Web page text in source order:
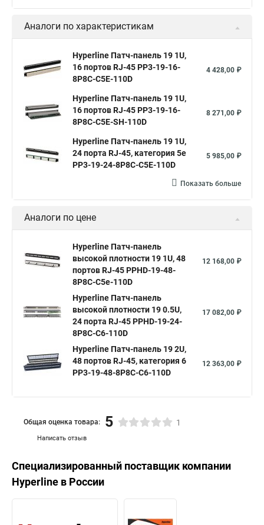
Аналоги по характеристикам
Hyperline Патч-панель 19 1U,
16 портов RJ-45 PP3-19-16-
8P8C-C5E-110D
4 428,00 ₽
Hyperline Патч-панель 19 1U,
16 портов RJ-45 PP3-19-16-
8P8C-C5E-SH-110D
8 271,00 ₽
Hyperline Патч-панель 19 1U,
24 порта RJ-45, категория 5e
PP3-19-24-8P8C-C5E-110D
5 985,00 ₽
Показать больше
Аналоги по цене
Hyperline Патч-панель
высокой плотности 19 1U, 48
портов RJ-45 PPHD-19-48-
8P8C-C5e-110D
12 168,00 ₽
Hyperline Патч-панель
высокой плотности 19 0.5U,
24 порта RJ-45 PPHD-19-24-
8P8C-C6-110D
17 082,00 ₽
Hyperline Патч-панель 19 2U,
48 портов RJ-45, категория 6
PP3-19-48-8P8C-C6-110D
12 363,00 ₽
Написать отзыв
Общая оценка товара: 5 1
Специализированный поставщик компании
Hyperline в России